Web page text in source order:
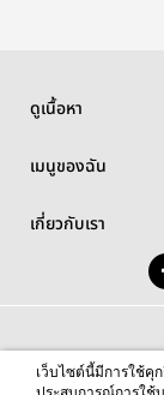
ดูเนื้อหา
เมนูของฉัน
เกี่ยวกับเรา
เว็บไซต์นี้มีการใช้คุ